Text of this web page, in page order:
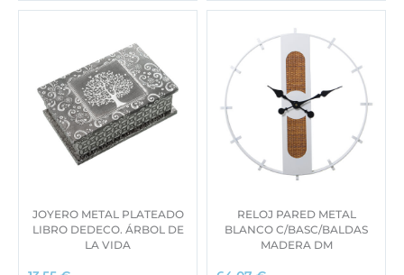
JOYERO METAL PLATEADO
LIBRO DEDECO. ÁRBOL DE
LA VIDA
RELOJ PARED METAL
BLANCO C/BASC/BALDAS
MADERA DM